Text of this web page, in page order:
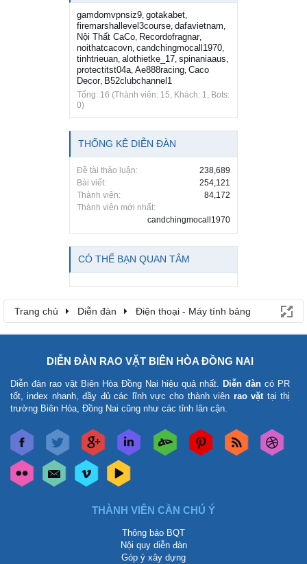
gamdomvpnsiz9, gotakabet,
firemarshallevel3course, dafavietnam,
Nội Thất CaCo, Recordofragnar,
noithatcacovn, candchingmocall1970,
tinhtrieuan, alothietke_17, spinaniaaus,
protectitst04a, Ae888racing, Caco
Decor, B52clubchannel1
Tổng: 16 (Thành viên: 15, Khách: 1, Bots:
0)
THỐNG KÊ DIỄN ĐÀN
Đề tài thảo luận:
238,689
Bài viết:
254,121
Thành viên:
84,172
Thành viên mới nhất:
candchingmocall1970
CÓ THỂ BẠN QUAN TÂM
Trang chủ Diễn đàn Điện thoại - Máy tính bảng
DIỄN ĐÀN RAO VẶT BIÊN HÒA ĐỒNG NAI
Diễn đàn rao vặt Biên Hòa Đồng Nai hiệu quả nhất. Diễn đàn có PR
tốt, index nhanh, đầy đủ các lĩnh vực cho thành viên rao vặttại thị
trường Biên Hòa, Đồng Nai cũng như các tỉnh lân cận.
THÀNH VIÊN CẦN CHÚ Ý
Thông báo BQT
Nội quy diễn đàn
Góp ý xây dựng